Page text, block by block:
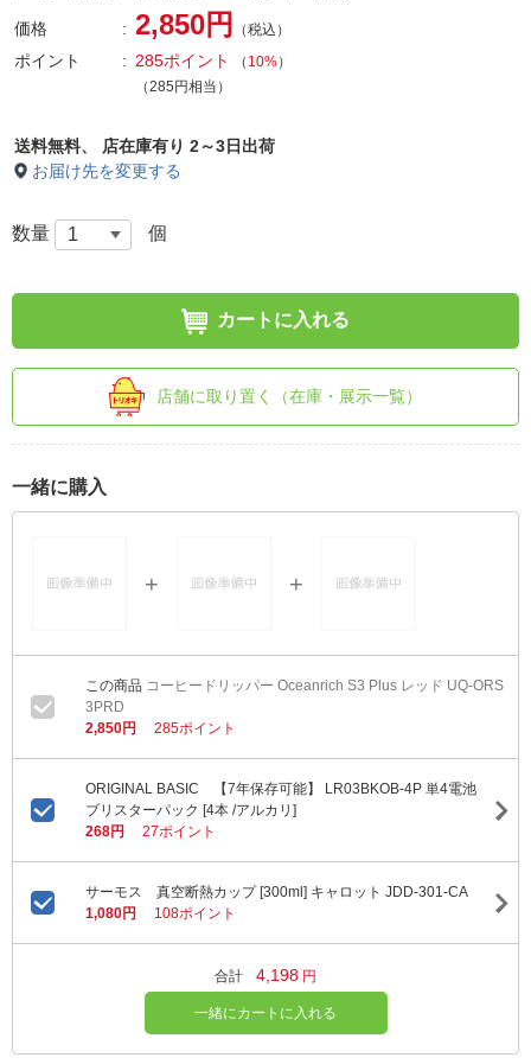
価格 2,850円 （税込）
ポイント 285ポイント （ 10%）
（285円相当）
送料無料、
店在庫有り 2～3日出荷
お届け先を変更する
数量 個
カートに入れる
店舗に取り置く（在庫・展示一覧）
一緒に購入
コーヒードリッパー Oceanrich S3 Plus レッド UQ-ORS
3PRD
2,850円
285ポイント
ORIGINAL BASIC 【7年保存可能】 LR03BKOB-4P 単4電池
ブリスターパック [4本 /アルカリ]
268円
27ポイント
サーモス 真空断熱カップ [300ml] キャロット JDD-301-CA
1,080円
108ポイント
合計 4,198 円
一緒にカートに入れる